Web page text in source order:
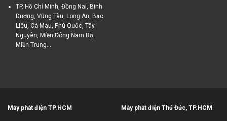
TP. Hồ Chí Minh, Đồng Nai, Bình
Dương, Vũng Tàu, Long An, Bạc
Liêu, Cà Mau, Phú Quốc, Tây
Nguyên, Miền Đông Nam Bộ,
Miền Trung...
Máy phát điện TP.HCM Máy phát điện Thủ Đức, TP.HCM